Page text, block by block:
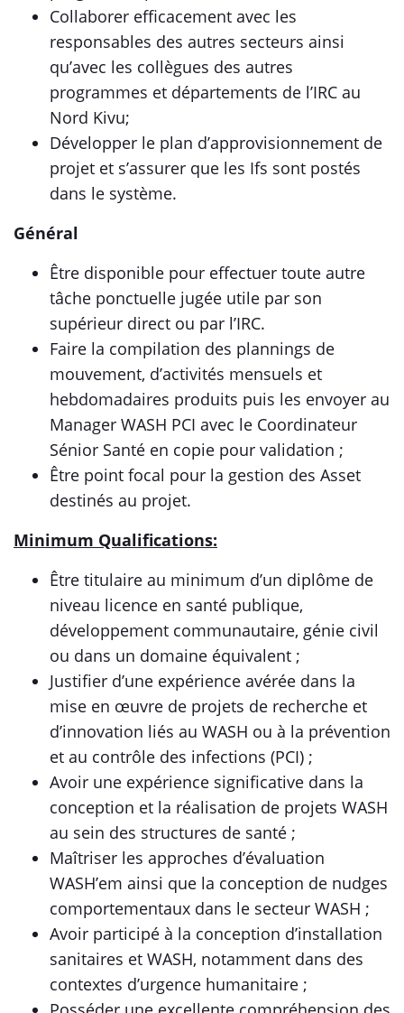
Collaborer efficacement avec les
responsables des autres secteurs ainsi
qu’avec les collègues des autres
programmes et départements de l’IRC au
Nord Kivu;
Développer le plan d’approvisionnement de
projet et s’assurer que les Ifs sont postés
dans le système.
Général
Être disponible pour effectuer toute autre
tâche ponctuelle jugée utile par son
supérieur direct ou par l’IRC.
Faire la compilation des plannings de
mouvement, d’activités mensuels et
hebdomadaires produits puis les envoyer au
Manager WASH PCI avec le Coordinateur
Sénior Santé en copie pour validation ;
Être point focal pour la gestion des Asset
destinés au projet.
Minimum Qualifications:
Être titulaire au minimum d’un diplôme de
niveau licence en santé publique,
développement communautaire, génie civil
ou dans un domaine équivalent ;
Justifier d’une expérience avérée dans la
mise en œuvre de projets de recherche et
d’innovation liés au WASH ou à la prévention
et au contrôle des infections (PCI) ;
Avoir une expérience significative dans la
conception et la réalisation de projets WASH
au sein des structures de santé ;
Maîtriser les approches d’évaluation
WASH’em ainsi que la conception de nudges
comportementaux dans le secteur WASH ;
Avoir participé à la conception d’installation
sanitaires et WASH, notamment dans des
contextes d’urgence humanitaire ;